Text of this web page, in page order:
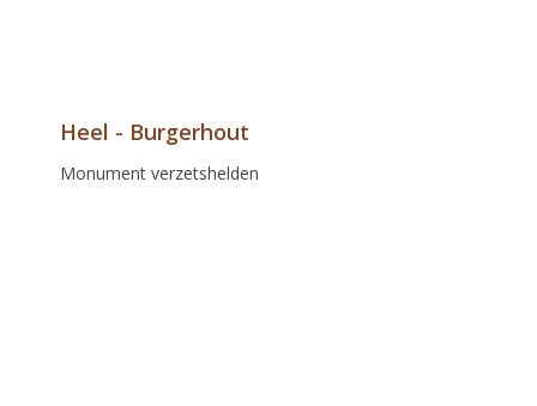
Heel - Burgerhout
Monument verzetshelden